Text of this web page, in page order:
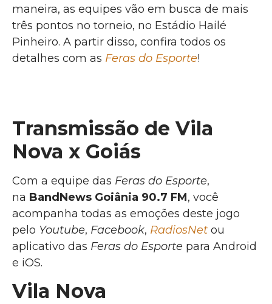
maneira, as equipes vão em busca de mais
três pontos no torneio, no Estádio Hailé
Pinheiro. A partir disso, confira todos os
detalhes com as Feras do Esporte!
Transmissão de Vila
Nova x Goiás
Com a equipe das Feras do Esporte,
na BandNews Goiânia 90.7 FM, você
acompanha todas as emoções deste jogo
pelo Youtube, Facebook, RadiosNet ou
aplicativo das Feras do Esporte para Android
e iOS.
Vila Nova